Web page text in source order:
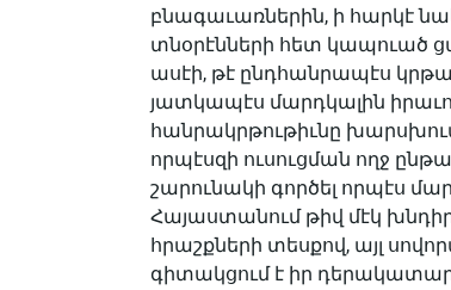
բնագաւառներին, ի հարկէ
տնօրէնների հետ կապուած
ասէի, թէ ընդհանրապէս
յատ­կապէս մարդկալին
հանրակրթութիւնը
որպէսզի ուսուցման ողջ
շարունակի գործել որպէս
Հայաստանում թիվ մէկ
հրաշքների տեսքով, այլ
գիտակցում է իր